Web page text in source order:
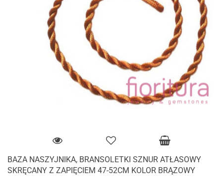
BAZA NASZYJNIKA, BRANSOLETKI SZNUR ATŁASOWY
SKRĘCANY Z ZAPIĘCIEM 47-52CM KOLOR BRĄZOWY